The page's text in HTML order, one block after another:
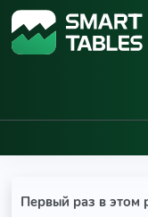
Первый раз в этом